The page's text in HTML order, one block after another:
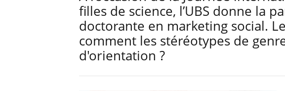
filles de science, l’UBS donne la
doctorante en marketing social.
comment les stéréotypes de
d'orientation ?